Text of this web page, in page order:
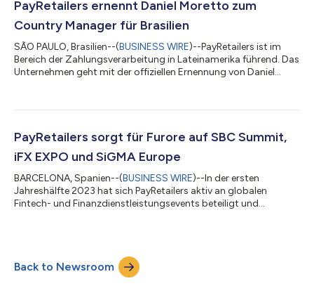
wird 800 Sponsoren und Aussteller, 25.000 Delegierte und 250
Hauptredner begrüße...
PayRetailers ernennt Daniel Moretto zum
Country Manager für Brasilien
SÃO PAULO, Brasilien--(BUSINESS WIRE)--PayRetailers ist im
Bereich der Zahlungsverarbeitung in Lateinamerika führend. Das
Unternehmen geht mit der offiziellen Ernennung von Daniel
brasilianischen Markt. Moretto trat seine neue Position am 23.
Unternehmen aus Brasilien und anderen Ländern Lateinamerikas
eine beeindruckende...
PayRetailers sorgt für Furore auf SBC Summit,
iFX EXPO und SiGMA Europe
BARCELONA, Spanien--(BUSINESS WIRE)--In der ersten
Jahreshälfte 2023 hat sich PayRetailers aktiv an globalen
Fintech- und Finanzdienstleistungsevents beteiligt und
des digitalen Zahlungsverkehrs in Lateinamerika
weiterzuentwickeln, hat PayRetailers seinen Weg für die
verbleibenden Monate des Jahres 2023 abgesteckt: die
Back to Newsroom